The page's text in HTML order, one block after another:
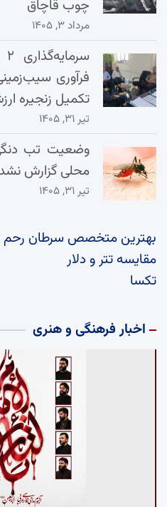
چوب قاچاق
مرداد ۳, ۱۴۰۵
فرآوری
تکمیل زنجیره
تیر ۳۱, ۱۴۰۵
وضعیت تب دنگی
محلی گزارش
تیر ۳۱, ۱۴۰۵
بهترین متخصص سرطان رحم
مقایسه تتر و دلار
تکسا
اخبار فرهنگی و هنری